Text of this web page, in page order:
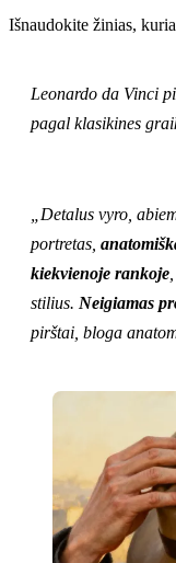
Išnaudokite žinias,
Leonardo da Vinci
pagal klasikines
„Detalus vyro,
portretas,
kiekvienoje rankoje
stilius. Neigiamas
pirštai, bloga